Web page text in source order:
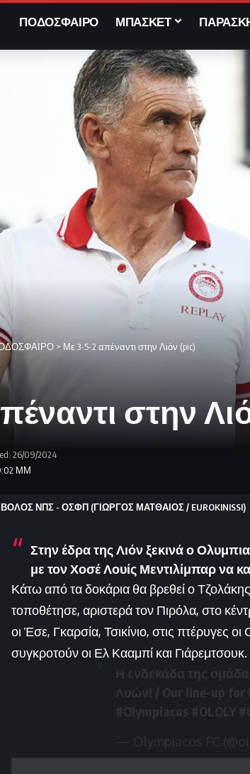
ΠΟΔΟΣΦΑΙΡΟ ΜΠΑΣΚΕΤ
> Με 3-5-2 απέναντι στην Λιόν (pic)
στην
ΜΜ
26/09/2024
/ ΒΟΛΟΣ ΝΠΣ - ΟΣΦΠ (ΓΙΩΡΓΟΣ ΜΑΤΘΑΙΟΣ / EUROKINISSI)
Στην έδρα της Λιόν ξεκινά ο
με τον Χοσέ Λουίς Μεντιλίμπαρ να
Κάτω από τα δοκάρια θα βρεθεί ο
τοποθέτησε, αριστερά τον Πιρόλα, στο
οι Έσε, Γκαρσία, Τσικίνιο, στις πτέρυγες
συγκροτούν οι Ελ Κααμπί και Γιάρεμτσουκ.